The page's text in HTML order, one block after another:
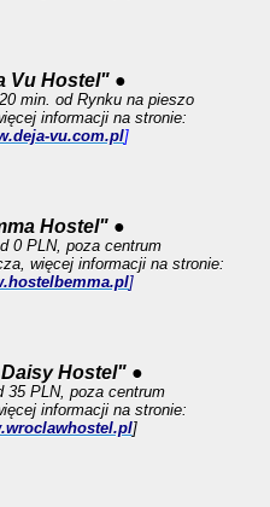
Vu Hostel" ●
min. od Rynku na pieszo
informacji na stronie:
vu.com.pl]
Hostel" ●
0 PLN, poza centrum
więcej informacji na stronie:
]
Hostel" ●
35 PLN, poza centrum
informacji na stronie:
]